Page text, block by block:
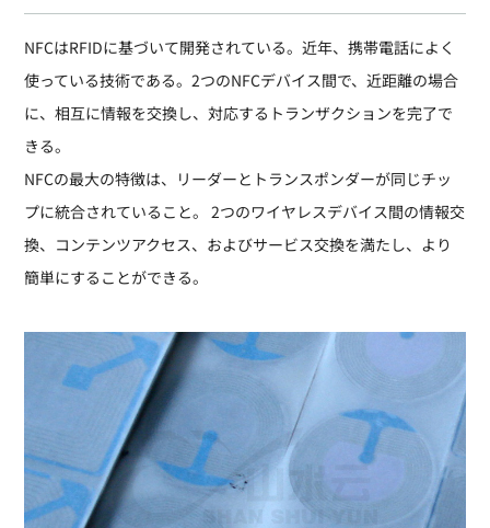
NFCはRFIDに基づいて開発されている。近年、携帯電話によく
使っている技術である。2つのNFCデバイス間で、近距離の場合
に、相互に情報を交換し、対応するトランザクションを完了で
きる。
NFCの最大の特徴は、リーダーとトランスポンダーが同じチッ
プに統合されていること。 2つのワイヤレスデバイス間の情報交
換、コンテンツアクセス、およびサービス交換を満たし、より
簡単にすることができる。